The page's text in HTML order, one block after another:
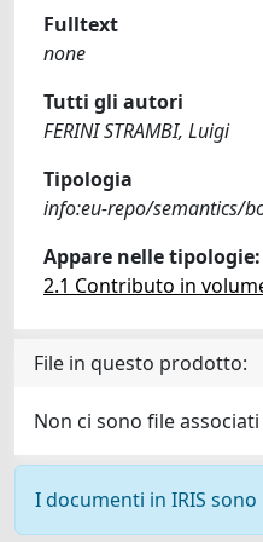
Fulltext
none
Tutti gli autori
FERINI STRAMBI, Luigi
Tipologia
info:eu-repo/semantics/
Appare nelle tipologie:
2.1 Contributo in
File in questo prodotto:
Non ci sono file
I documenti in IRIS